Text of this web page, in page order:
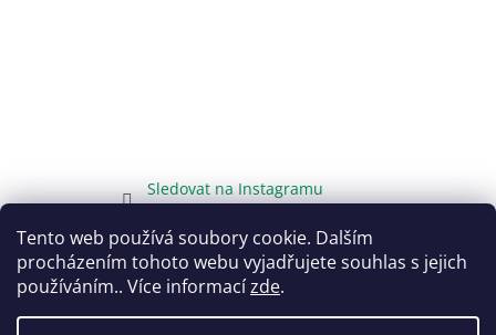
Tento web používá soubory cookie. Dalším
procházením tohoto webu vyjadřujete souhlas s jejich
používáním.. Více informacízde.
Sledovat na Instagramu